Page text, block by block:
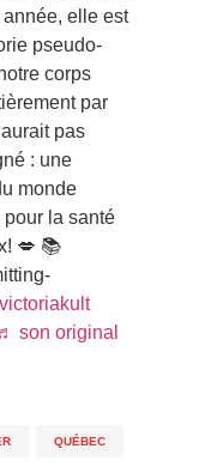
elle est
pseudo-
corps
par
pas
: une
monde
la santé
💋 📚
son original
QUÉBEC